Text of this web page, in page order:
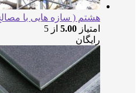
هشتم ( سازه هایی با مصالح
5.00از 5
رایگان